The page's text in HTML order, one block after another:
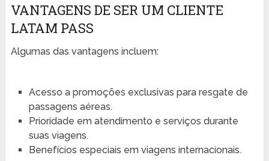
VANTAGENS DE SER UM CLIENTE
LATAM PASS
Algumas das vantagens incluem:
Acesso a promoções exclusivas para resgate de
passagens aéreas.
Prioridade em atendimento e serviços durante
suas viagens.
Benefícios especiais em viagens internacionais.